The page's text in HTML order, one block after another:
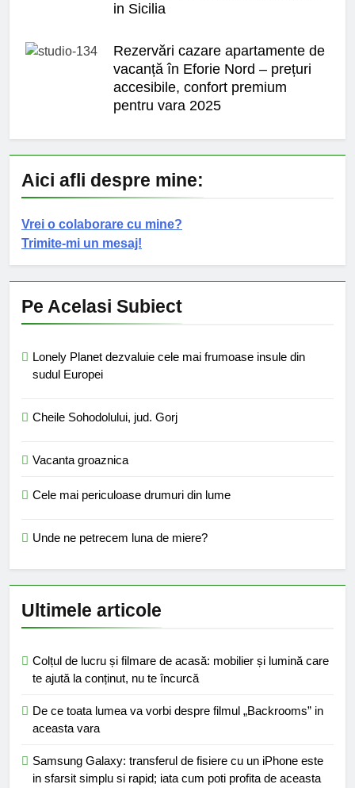
in Sicilia
Rezervări cazare apartamente de
vacanță în Eforie Nord – prețuri
accesibile, confort premium
pentru vara 2025
Aici afli despre mine:
Vrei o colaborare cu mine?
Trimite-mi un mesaj!
Pe Acelasi Subiect
Lonely Planet dezvaluie cele mai frumoase insule din
sudul Europei
Cheile Sohodolului, jud. Gorj
Vacanta groaznica
Cele mai periculoase drumuri din lume
Unde ne petrecem luna de miere?
Ultimele articole
Colțul de lucru și filmare de acasă: mobilier și lumină care
te ajută la conținut, nu te încurcă
De ce toata lumea va vorbi despre filmul „Backrooms” in
aceasta vara
Samsung Galaxy: transferul de fisiere cu un iPhone este
in sfarsit simplu si rapid; iata cum poti profita de aceasta